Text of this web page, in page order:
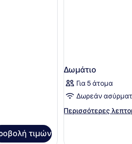
τιμών
Δωμάτιο
Για 5 άτομα
Δωρεάν
Περισσότερες
Περισσότερες